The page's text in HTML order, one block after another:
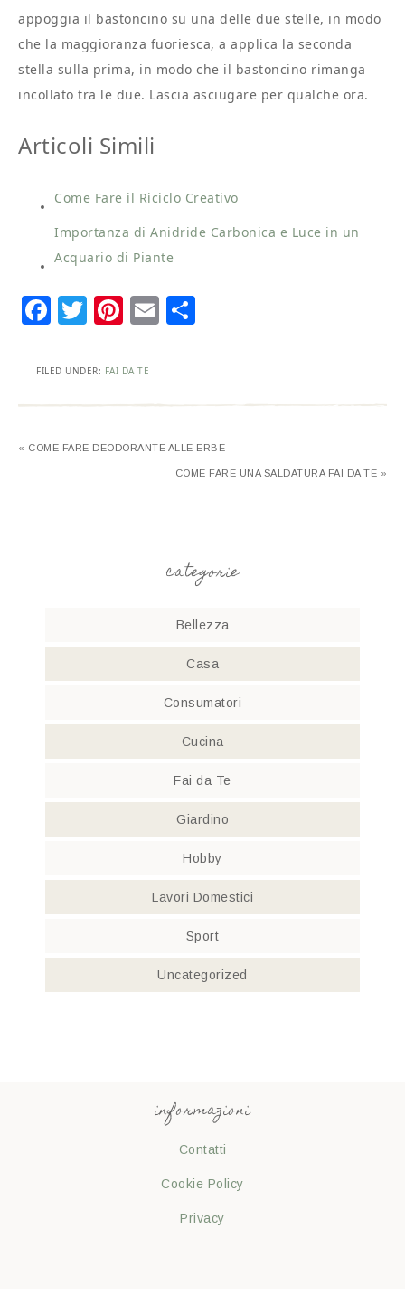
appoggia il bastoncino su una delle due stelle, in modo
che la maggioranza fuoriesca, a applica la seconda
stella sulla prima, in modo che il bastoncino rimanga
incollato tra le due. Lascia asciugare per qualche ora.
Articoli Simili
Come Fare il Riciclo Creativo
Importanza di Anidride Carbonica e Luce in un
Acquario di Piante
Facebook
Twitter
Pinterest
Email
FILED UNDER: FAI DA TE
« COME FARE DEODORANTE ALLE ERBE
COME FARE UNA SALDATURA FAI DA TE »
categorie
Bellezza
Casa
Consumatori
Cucina
Fai da Te
Giardino
Hobby
Lavori Domestici
Sport
Uncategorized
informazioni
Contatti
Cookie Policy
Privacy